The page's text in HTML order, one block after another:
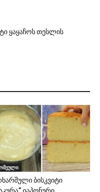
ყაყაჩოს თესლის
ბისკვიტი